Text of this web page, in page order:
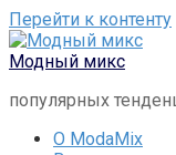
Перейти к контенту
Модный микс
популярных
О ModaMix